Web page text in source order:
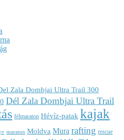
Zala Dombjai Ultra Trail 300
Dél Zala Dombjai Ultra Trail
félmaraton Hévíz-patak kajak
maraton Moldva Mura rafting rescue